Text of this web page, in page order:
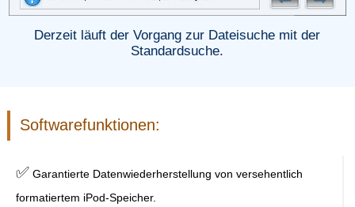
Derzeit läuft der Vorgang zur Dateisuche mit der
Standardsuche.
Softwarefunktionen:
✅ Garantierte Datenwiederherstellung von versehentlich
formatiertem iPod-Speicher.